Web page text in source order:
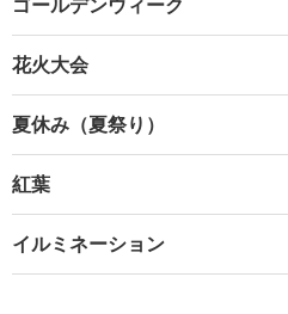
花火大会
夏休み（夏祭り）
紅葉
イルミネーション